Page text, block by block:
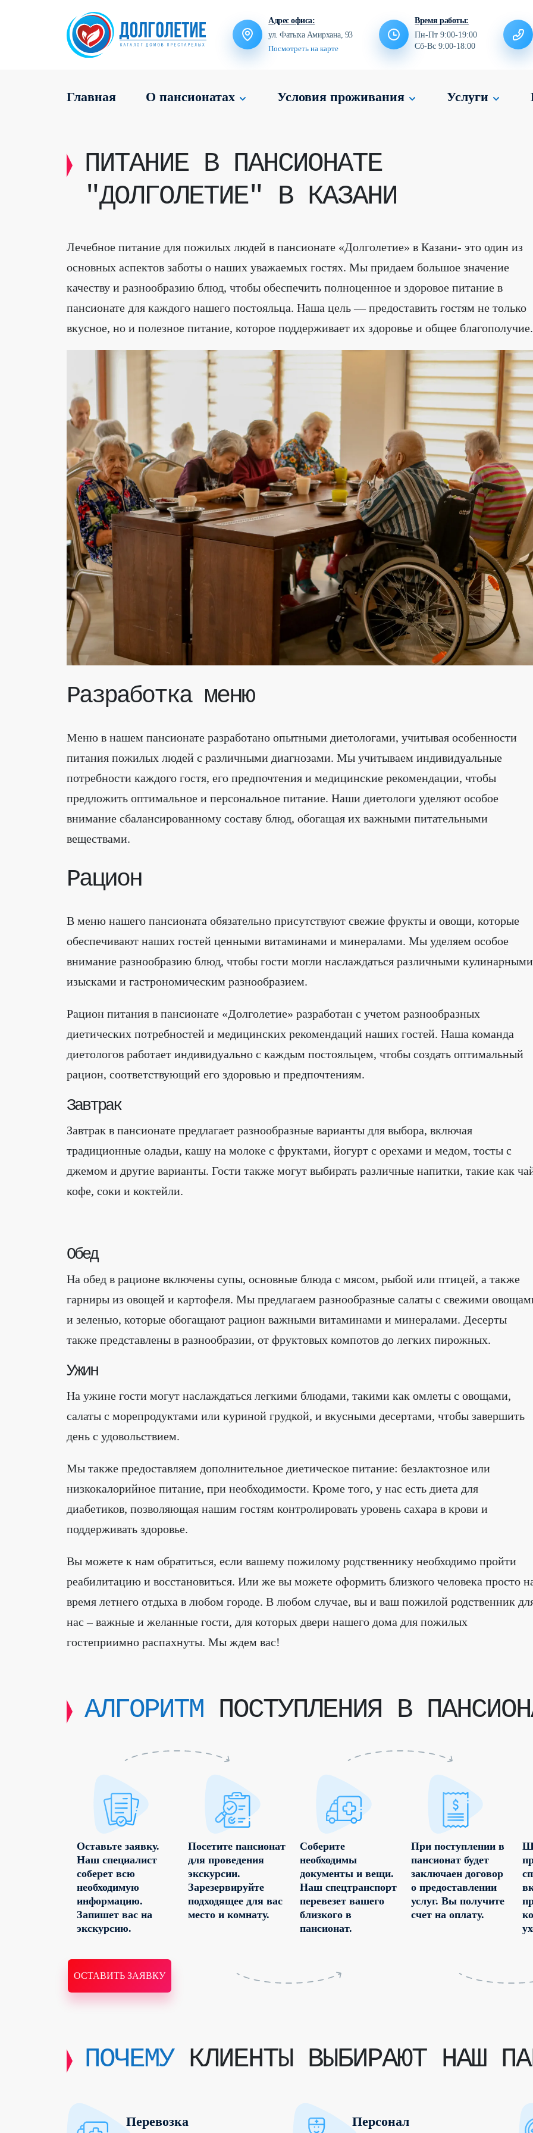
Адрес офиса:
ул. Фатыха Амирхана, 93
Посмотреть на карте
Время работы:
Пн-Пт 9:00-19:00
Сб-Вс 9:00-18:00
Главная О пансионатах Условия проживания Услуги
ПИТАНИЕ В ПАНСИОНАТЕ
"ДОЛГОЛЕТИЕ" В КАЗАНИ
Лечебное питание для пожилых людей в пансионате «Долголетие» в Казани- это один из
основных аспектов заботы о наших уважаемых гостях. Мы придаем большое значение
качеству и разнообразию блюд, чтобы обеспечить полноценное и здоровое питание в
пансионате для каждого нашего постояльца. Наша цель — предоставить гостям не только
вкусное, но и полезное питание, которое поддерживает их здоровье и общее благополучие.
Разработка меню
Меню в нашем пансионате разработано опытными диетологами, учитывая особенности
питания пожилых людей с различными диагнозами. Мы учитываем индивидуальные
потребности каждого гостя, его предпочтения и медицинские рекомендации, чтобы
предложить оптимальное и персональное питание. Наши диетологи уделяют особое
внимание сбалансированному составу блюд, обогащая их важными питательными
веществами.
Рацион
В меню нашего пансионата обязательно присутствуют свежие фрукты и овощи, которые
обеспечивают наших гостей ценными витаминами и минералами. Мы уделяем особое
внимание разнообразию блюд, чтобы гости могли наслаждаться различными кулинарными
изысками и гастрономическим разнообразием.
Рацион питания в пансионате «Долголетие» разработан с учетом разнообразных
диетических потребностей и медицинских рекомендаций наших гостей. Наша команда
диетологов работает индивидуально с каждым постояльцем, чтобы создать оптимальный
рацион, соответствующий его здоровью и предпочтениям.
Завтрак
Завтрак в пансионате предлагает разнообразные варианты для выбора, включая
традиционные оладьи, кашу на молоке с фруктами, йогурт с орехами и медом, тосты с
джемом и другие варианты. Гости также могут выбирать различные напитки, такие как
кофе, соки и коктейли.
Обед
На обед в рационе включены супы, основные блюда с мясом, рыбой или птицей, а также
гарниры из овощей и картофеля. Мы предлагаем разнообразные салаты с свежими
и зеленью, которые обогащают рацион важными витаминами и минералами. Десерты
также представлены в разнообразии, от фруктовых компотов до легких пирожных.
Ужин
На ужине гости могут наслаждаться легкими блюдами, такими как омлеты с овощами,
салаты с морепродуктами или куриной грудкой, и вкусными десертами, чтобы завершить
день с удовольствием.
Мы также предоставляем дополнительное диетическое питание: безлактозное или
низкокалорийное питание, при необходимости. Кроме того, у нас есть диета для
диабетиков, позволяющая нашим гостям контролировать уровень сахара в крови и
поддерживать здоровье.
Вы можете к нам обратиться, если вашему пожилому родственнику необходимо пройти
реабилитацию и восстановиться. Или же вы можете оформить близкого человека просто
время летнего отдыха в любом городе. В любом случае, вы и ваш пожилой родственник
нас – важные и желанные гости, для которых двери нашего дома для пожилых
гостеприимно распахнуты. Мы ждем вас!
АЛГОРИТМ ПОСТУПЛЕНИЯ В
Оставьте заявку.
Наш специалист
соберет всю
необходимую
информацию.
Запишет вас на
экскурсию.
ОСТАВИТЬ ЗАЯВКУ
Посетите пансионат
для проведения
экскурсии.
Зарезервируйте
подходящее для вас
место и комнату.
Соберите
необходимы
документы и вещи.
Наш спецтранспорт
перевезет вашего
близкого в
пансионат.
При поступлении в
пансионат будет
заключаен договор
о предоставлении
услуг. Вы получите
счет на оплату.
ПОЧЕМУКЛИЕНТЫ ВЫБИРАЮТ НАШ
Перевозка Персонал